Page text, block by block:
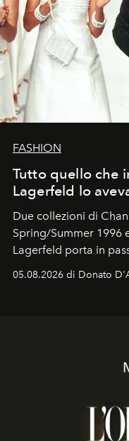
FASHION
Tutto quello che
Lagerfeld lo
Due collezioni di
Spring/Summer 1996
Lagerfeld porta in
logomania pensata
Kate, Claudia e
05.08.2026 di Donato